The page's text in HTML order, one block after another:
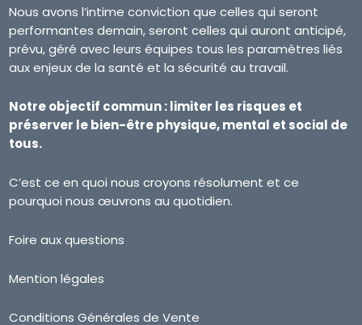
Nous avons l’intime conviction que celles qui seront
performantes demain, seront celles qui auront anticipé,
prévu, géré avec leurs équipes tous les paramètres liés
aux enjeux de la santé et la sécurité au travail.
Notre objectif commun : limiter les risques et
préserver le bien-être physique, mental et social de
tous.
C’est ce en quoi nous croyons résolument et ce
pourquoi nous œuvrons au quotidien.
Foire aux questions
Mention légales
Conditions Générales de Vente